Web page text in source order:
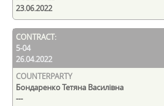
23.06.2022
5-04
26.04.2022
Бондаренко Тетяна Василівна
---